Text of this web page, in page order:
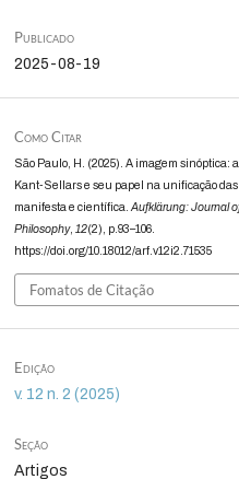
Publicado
2025-08-19
Como Citar
São Paulo, H. (2025). A imagem sinóptica: a
Kant-Sellars e seu papel na unificação
manifesta e científica.Aufklärung: Journal
Philosophy, 12(2), p.93–106.
https://doi.org/10.18012/arf.v12i2.71535
Fomatos de Citação
Edição
v. 12 n. 2 (2025)
Seção
Artigos